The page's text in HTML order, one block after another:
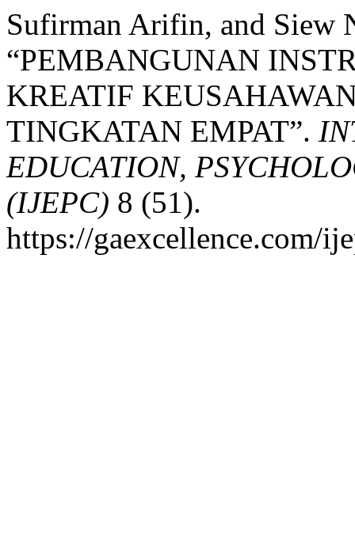
Sufirman Arifin, and Siew
“PEMBANGUNAN
KREATIF
TINGKATAN EMPAT”.
EDUCATION,
(IJEPC) 8 (51).
https://gaexcellence.com/